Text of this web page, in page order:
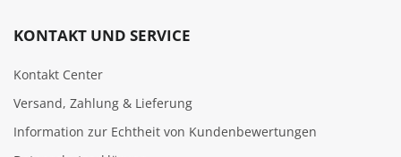
KONTAKT UND SERVICE
Kontakt Center
Versand, Zahlung & Lieferung
Information zur Echtheit von Kundenbewertungen